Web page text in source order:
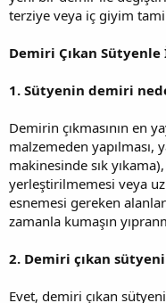
terziye veya iç giyim
Demiri Çıkan
1. Sütyenin demiri
Demirin çıkmasının en
malzemeden yapılması,
makinesinde sık
yerleştirilmemesi veya
esnemesi gereken
zamanla kumaşın
2. Demiri çıkan sütyeni
Evet, demiri çıkan